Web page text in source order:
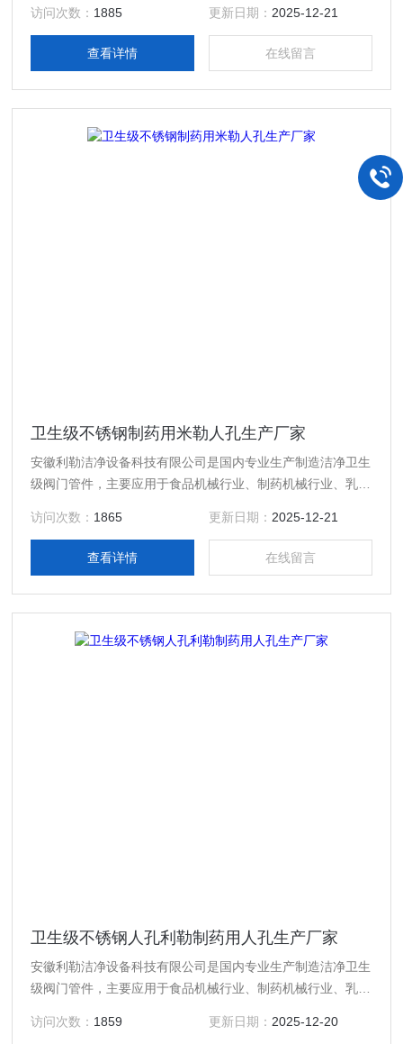
设备的专业生产厂家，产品规格齐全；产品主要有：制药用米
勒卫生级不锈钢人孔生产厂家，真空接头，真空卡箍，真空法
兰，KF接头，真空软管，真空波纹管等。
访问次数： 1885 更新日期： 2025-12-21
查看详情 在线留言
卫生级不锈钢制药用米勒人孔生产厂家
安徽利勒洁净设备科技有限公司是国内专业生产制造洁净卫生
级阀门管件，主要应用于食品机械行业、制药机械行业、乳制
设备的专业生产厂家，产品规格齐全；产品主要有：卫生级不
锈钢制药用米勒人孔生产厂家，真空接头，真空卡箍，真空法
兰，KF接头，真空软管，真空波纹管等。
访问次数： 1865 更新日期： 2025-12-21
查看详情 在线留言
卫生级不锈钢人孔利勒制药用人孔生产厂家
安徽利勒洁净设备科技有限公司是国内专业生产制造洁净卫生
级阀门管件，主要应用于食品机械行业、制药机械行业、乳制
设备的专业生产厂家，产品规格齐全；产品主要有：卫生级不
访问次数： 1859 更新日期： 2025-12-20